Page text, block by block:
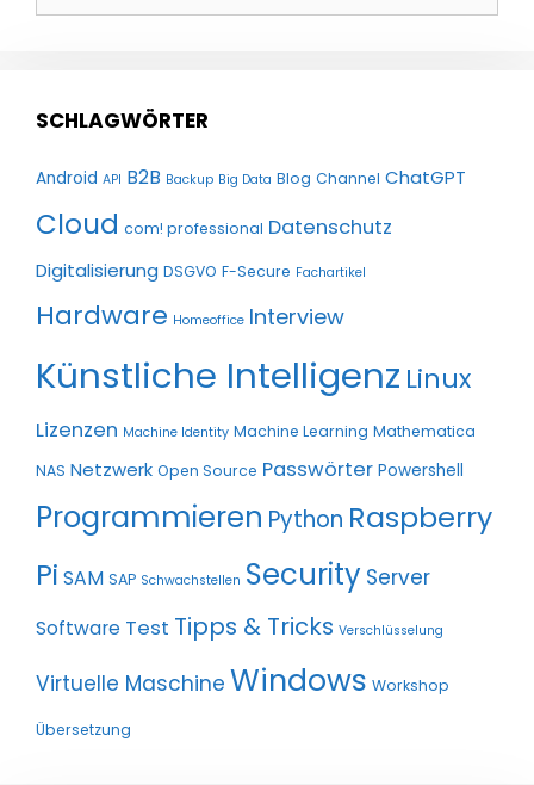
nach:
SCHLAGWÖRTER
Android API B2B Backup Big Data Blog Channel ChatGPT
Cloud com! professional Datenschutz
Digitalisierung DSGVO F-Secure Fachartikel
Hardware Homeoffice Interview
Künstliche Intelligenz Linux
Lizenzen Machine Identity Machine Learning Mathematica
NAS Netzwerk Open Source Passwörter Powershell
Programmieren Python Raspberry
Pi SAM SAP Schwachstellen Security Server
Software Test Tipps & Tricks Verschlüsselung
Virtuelle Maschine Windows Workshop
Übersetzung